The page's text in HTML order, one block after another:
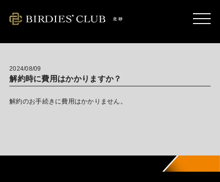
2024/08/09
解約時に費用はかかりますか？
解約のお手続きに費用はかかりません。